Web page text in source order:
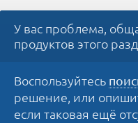
У вас проблема,
продуктов этого
Воспользуйтесь
решение, или
если таковая ещё